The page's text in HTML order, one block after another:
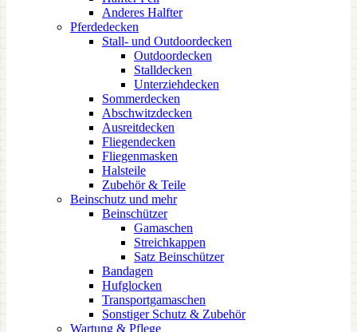
Anderes Halfter
Pferdedecken
Stall- und Outdoordecken
Outdoordecken
Stalldecken
Unterziehdecken
Sommerdecken
Abschwitzdecken
Ausreitdecken
Fliegendecken
Fliegenmasken
Halsteile
Zubehör & Teile
Beinschutz und mehr
Beinschützer
Gamaschen
Streichkappen
Satz Beinschützer
Bandagen
Hufglocken
Transportgamaschen
Sonstiger Schutz & Zubehör
Wartung & Pflege